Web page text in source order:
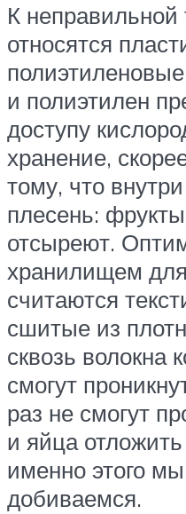
К неправильной
относятся
и полиэтилен
доступу
хранение,
тому, что
плесень:
отсыреют.
хранилищем
считаются
сшитые из
сквозь волокна
смогут
раз не смогут
и яйца
именно этого
добиваемся.